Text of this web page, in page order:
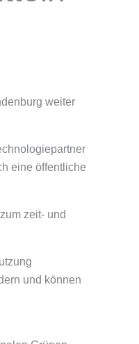
weiter
eine öffentliche
zeit- und
und können